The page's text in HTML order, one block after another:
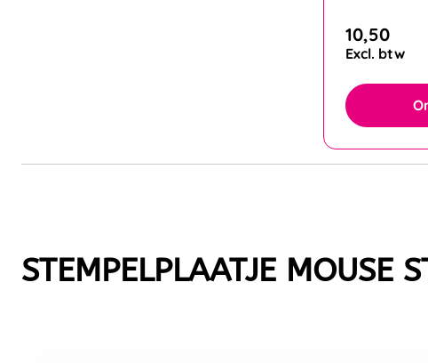
10,50
Excl. btw
STEMPELPLAATJE MOUSE